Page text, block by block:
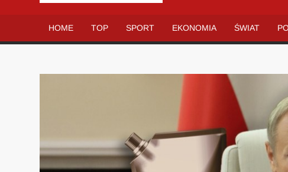
świat
HOME TOP SPORT EKONOMIA ŚWIAT